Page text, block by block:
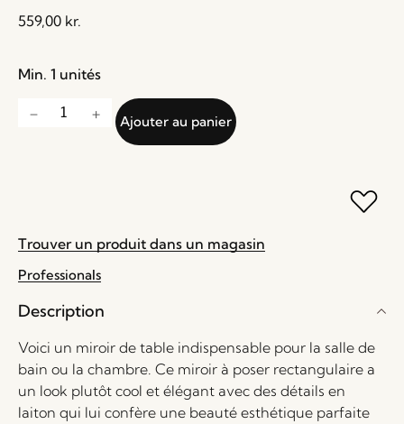
559,00 kr.
Min. 1 unités
Ajouter au panier
Trouver un produit dans un magasin
Professionals
Description
Voici un miroir de table indispensable pour la salle de
bain ou la chambre. Ce miroir à poser rectangulaire a
un look plutôt cool et élégant avec des détails en
laiton qui lui confère une beauté esthétique parfaite